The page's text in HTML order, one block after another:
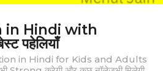
in Hindi with
पहेलियाँ
in Hindi for Kids and Adults